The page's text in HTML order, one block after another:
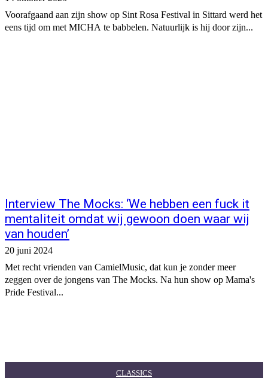
Voorafgaand aan zijn show op Sint Rosa Festival in Sittard werd het
eens tijd om met MICHA te babbelen. Natuurlijk is hij door zijn...
Interview The Mocks: ‘We hebben een fuck it
mentaliteit omdat wij gewoon doen waar wij
van houden’
20 juni 2024
Met recht vrienden van CamielMusic, dat kun je zonder meer
zeggen over de jongens van The Mocks. Na hun show op Mama's
Pride Festival...
CLASSICS